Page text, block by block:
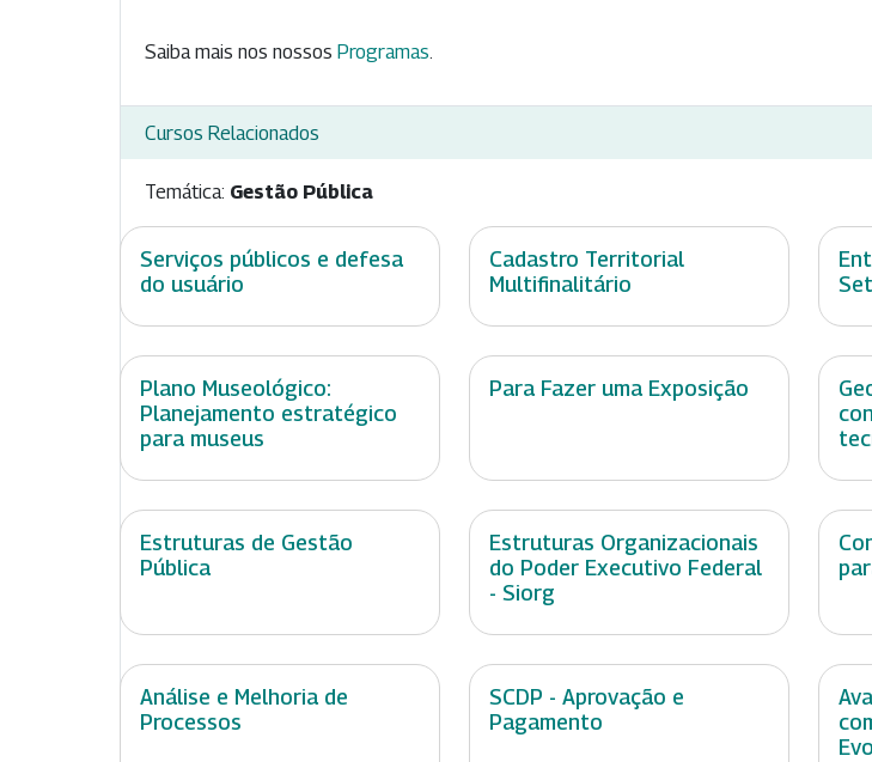
Saiba mais nos nossos Programas.
Cursos Relacionados
Temática: Gestão Pública
Serviços públicos e defesa
do usuário
Cadastro Territorial
Multifinalitário
Plano Museológico:
Planejamento estratégico
para museus
Para Fazer uma Exposição
Estruturas de Gestão
Pública
Estruturas Organizacionais
do Poder Executivo Federal
- Siorg
Análise e Melhoria de
Processos
SCDP - Aprovação e
Pagamento